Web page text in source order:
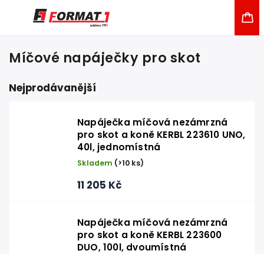
Míčové napáječky pro skot
Nejprodávanější
Napáječka míčová nezámrzná
pro skot a koně KERBL 223610 UNO,
40l, jednomístná
Skladem (>10 ks)
11 205 Kč
Napáječka míčová nezámrzná
pro skot a koně KERBL 223600
DUO, 100l, dvoumístná